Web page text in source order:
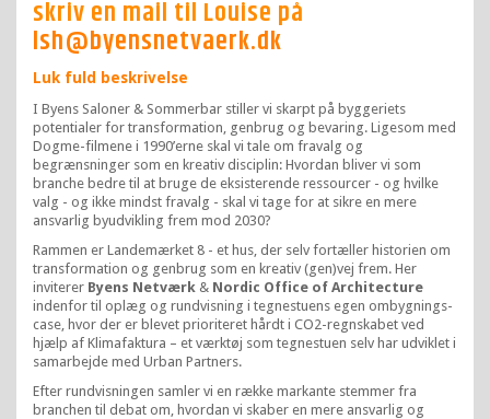
skriv en mail til Louise på
lsh@byensnetvaerk.dk
Luk fuld beskrivelse
I Byens Saloner & Sommerbar stiller vi skarpt på byggeriets
potentialer for transformation, genbrug og bevaring. Ligesom med
Dogme-filmene i 1990’erne skal vi tale om fravalg og
begrænsninger som en kreativ disciplin: Hvordan bliver vi som
branche bedre til at bruge de eksisterende ressourcer - og hvilke
valg - og ikke mindst fravalg - skal vi tage for at sikre en mere
ansvarlig byudvikling frem mod 2030?
Rammen er Landemærket 8 - et hus, der selv fortæller historien om
transformation og genbrug som en kreativ (gen)vej frem. Her
inviterer Byens Netværk & Nordic Office of Architecture
indenfor til oplæg og rundvisning i tegnestuens egen ombygnings-
case, hvor der er blevet prioriteret hårdt i CO2-regnskabet ved
hjælp af Klimafaktura – et værktøj som tegnestuen selv har udviklet i
samarbejde med Urban Partners.
Efter rundvisningen samler vi en række markante stemmer fra
branchen til debat om, hvordan vi skaber en mere ansvarlig og